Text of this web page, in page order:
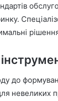
до
невеликих